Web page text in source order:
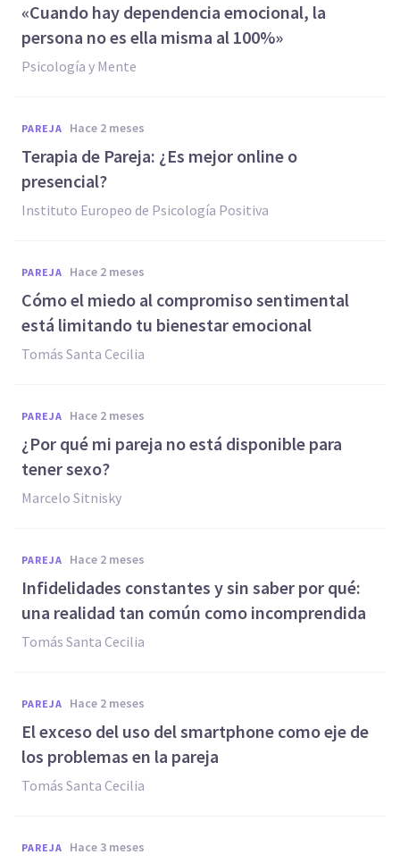
«Cuando hay dependencia emocional, la
persona no es ella misma al 100%»
Psicología y Mente
PAREJA hace 2 meses
Terapia de Pareja: ¿Es mejor online o
presencial?
Instituto Europeo de Psicología Positiva
PAREJA hace 2 meses
Cómo el miedo al compromiso sentimental
está limitando tu bienestar emocional
Tomás Santa Cecilia
PAREJA hace 2 meses
¿Por qué mi pareja no está disponible para
tener sexo?
Marcelo Sitnisky
PAREJA hace 2 meses
Infidelidades constantes y sin saber por qué:
una realidad tan común como incomprendida
Tomás Santa Cecilia
PAREJA hace 2 meses
El exceso del uso del smartphone como eje de
los problemas en la pareja
Tomás Santa Cecilia
PAREJA hace 3 meses